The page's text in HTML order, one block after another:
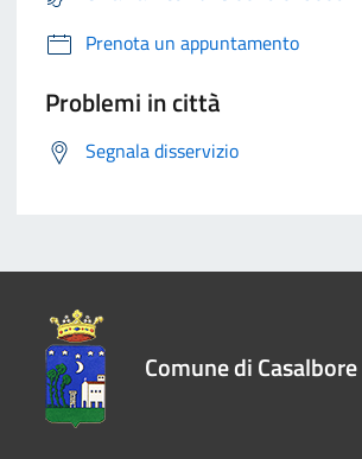
Prenota un appuntamento
Problemi in città
Segnala disservizio
Comune di Casalbore